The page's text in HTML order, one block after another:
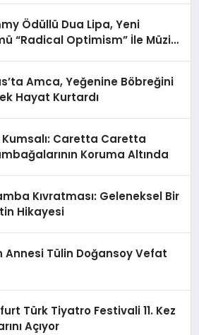
Ödüllü Dua Lipa, Yeni
“Radical Optimism” İle Müzik
Amca, Yeğenine Böbreğini
Hayat Kurtardı
Kumsalı: Caretta Caretta
Koruma Altında
Kıvratması: Geleneksel Bir
Hikayesi
Annesi Tülin Doğansoy Vefat
Türk Tiyatro Festivali 11. Kez
Açıyor